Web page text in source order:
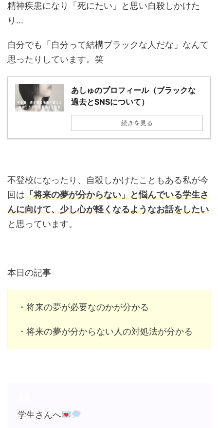
精神疾患になり「死にたい」と思い自殺しかけた
り…
自分でも「自分って結構ブラックな人だな」なんて
思ったりしています。笑
あしゅのプロフィール（ブラックな
過去とSNSについて）
続きを見る
不登校になったり、自殺しかけたこともある私が今
回は「将来の夢が分からない」と悩んでいる学生さ
んに向けて、少し心が軽くなるようなお話をしたい
と思っています。
本日の記事
・将来の夢が必要なのかが分かる
・将来の夢が分からない人の対処法が分かる
学生さんへ